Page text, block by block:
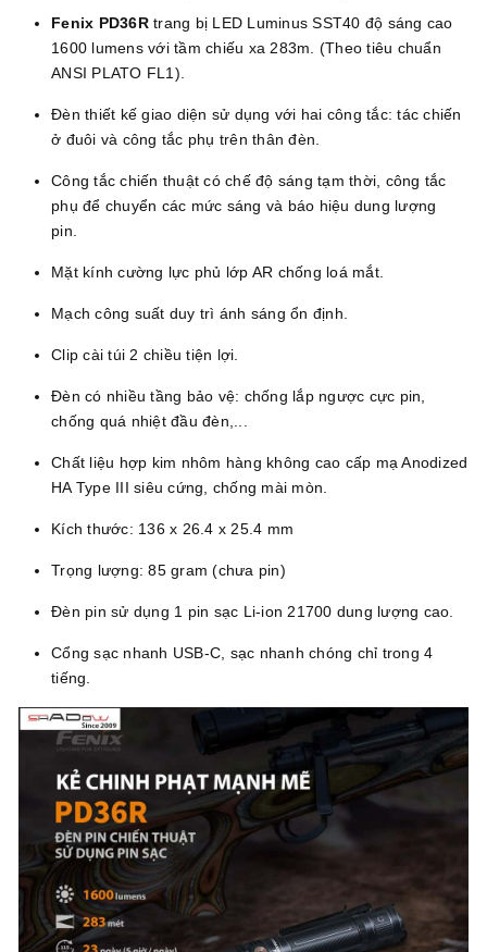
Fenix PD36Rtrang bị LED Luminus SST40 độ sáng cao
1600 lumens với tầm chiếu xa 283m. (Theo tiêu chuẩn
ANSI PLATO FL1).
Đèn thiết kế giao diện sử dụng với hai công tắc: tác chiến
ở đuôi và công tắc phụ trên thân đèn.
Công tắc chiến thuật có chế độ sáng tạm thời, công tắc
phụ để chuyển các mức sáng và báo hiệu dung lượng
pin.
Mặt kính cường lực phủ lớp AR chống loá mắt.
Mạch công suất duy trì ánh sáng ổn định.
Clip cài túi 2 chiều tiện lợi.
Đèn có nhiều tầng bảo vệ: chống lắp ngược cực pin,
chống quá nhiệt đầu đèn,...
Chất liệu hợp kim nhôm hàng không cao cấp mạ Anodized
HA Type III siêu cứng, chống mài mòn.
Kích thước: 136 x 26.4 x 25.4 mm
Trọng lượng: 85 gram (chưa pin)
Đèn pin sử dụng 1 pin sạc Li-ion 21700 dung lượng cao.
Cổng sạc nhanh USB-C, sạc nhanh chóng chỉ trong 4
tiếng.